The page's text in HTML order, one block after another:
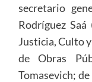
secretario
Rodríguez
Justicia, Culto
de Obras
Tomasevich;